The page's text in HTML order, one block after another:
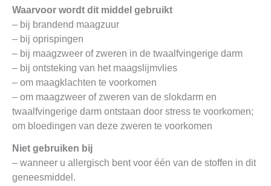
Waarvoor wordt dit middel gebruikt
– bij brandend maagzuur
– bij oprispingen
– bij maagzweer of zweren in de twaalfvingerige darm
– bij ontsteking van het maagslijmvlies
– om maagklachten te voorkomen
– om maagzweer of zweren van de slokdarm en
twaalfvingerige darm ontstaan door stress te voorkomen;
om bloedingen van deze zweren te voorkomen
Niet gebruiken bij
– wanneer u allergisch bent voor één van de stoffen in dit
geneesmiddel.